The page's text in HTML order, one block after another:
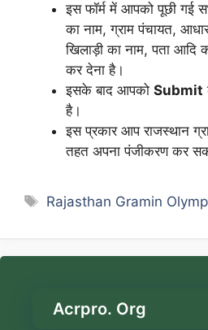
इस फॉर्म में आपको पूछी गई
का नाम, ग्राम पंचायत,
खिलाड़ी का नाम, पता आदि
कर देना है।
इसके बाद आपको Submit
है।
इस प्रकार आप राजस्थान
तहत अपना पंजीकरण कर
Tags
Rajasthan Gramin
Acrpro. Org